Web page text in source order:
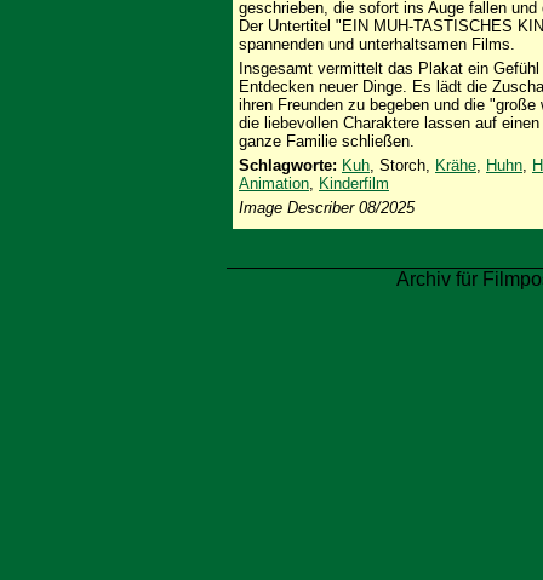
geschrieben, die sofort ins Auge fallen
Der Untertitel "EIN MUH-TASTISCHES
spannenden und unterhaltsamen Films.
Insgesamt vermittelt das Plakat ein
Entdecken neuer Dinge. Es lädt die
ihren Freunden zu begeben und die
die liebevollen Charaktere lassen auf
ganze Familie schließen.
Schlagworte: Kuh, Storch, Krähe, Huhn,
Animation, Kinderfilm
Image Describer 08/2025
Archiv für